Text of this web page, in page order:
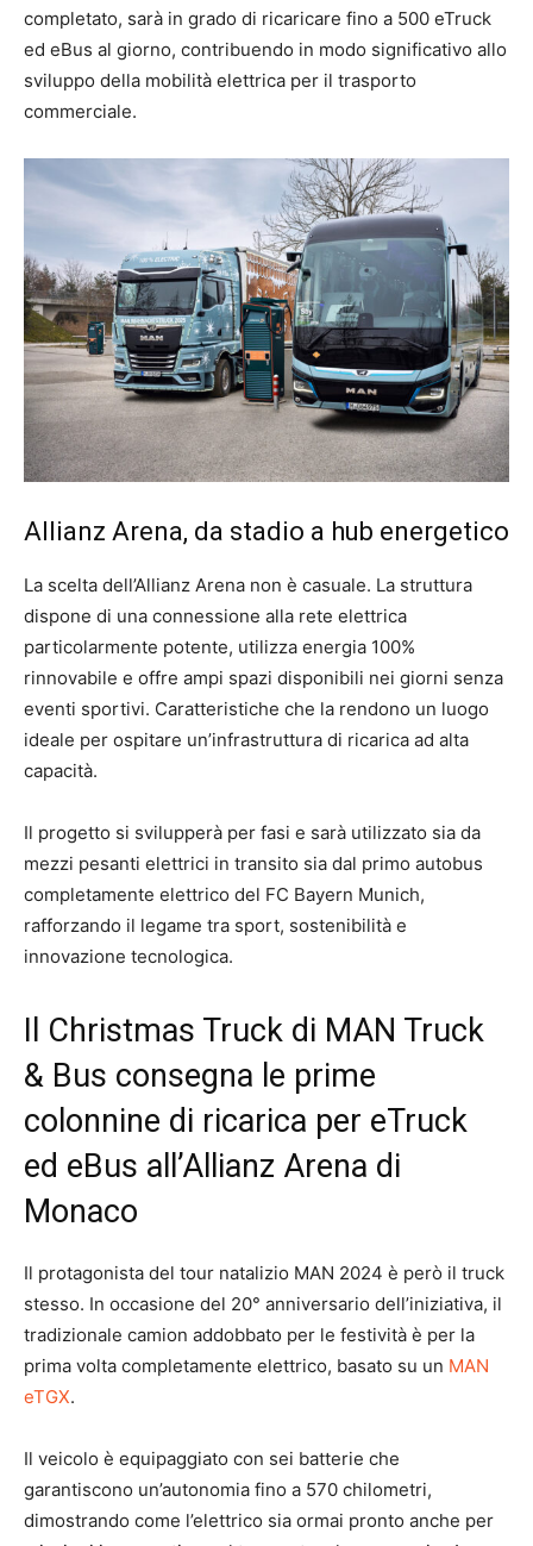
completato, sarà in grado di ricaricare fino a 500 eTruck
ed eBus al giorno, contribuendo in modo significativo allo
sviluppo della mobilità elettrica per il trasporto
commerciale.
Allianz Arena, da stadio a hub energetico
La scelta dell’Allianz Arena non è casuale. La struttura
dispone di una connessione alla rete elettrica
particolarmente potente, utilizza energia 100%
rinnovabile e offre ampi spazi disponibili nei giorni senza
eventi sportivi. Caratteristiche che la rendono un luogo
ideale per ospitare un’infrastruttura di ricarica ad alta
capacità.
Il progetto si svilupperà per fasi e sarà utilizzato sia da
mezzi pesanti elettrici in transito sia dal primo autobus
completamente elettrico del FC Bayern Munich,
rafforzando il legame tra sport, sostenibilità e
innovazione tecnologica.
Il Christmas Truck di MAN Truck
& Bus consegna le prime
colonnine di ricarica per eTruck
ed eBus all’Allianz Arena di
Monaco
Il protagonista del tour natalizio MAN 2024 è però il truck
stesso. In occasione del 20° anniversario dell’iniziativa, il
tradizionale camion addobbato per le festività è per la
prima volta completamente elettrico, basato su un MAN
eTGX.
Il veicolo è equipaggiato con sei batterie che
garantiscono un’autonomia fino a 570 chilometri,
dimostrando come l’elettrico sia ormai pronto anche per